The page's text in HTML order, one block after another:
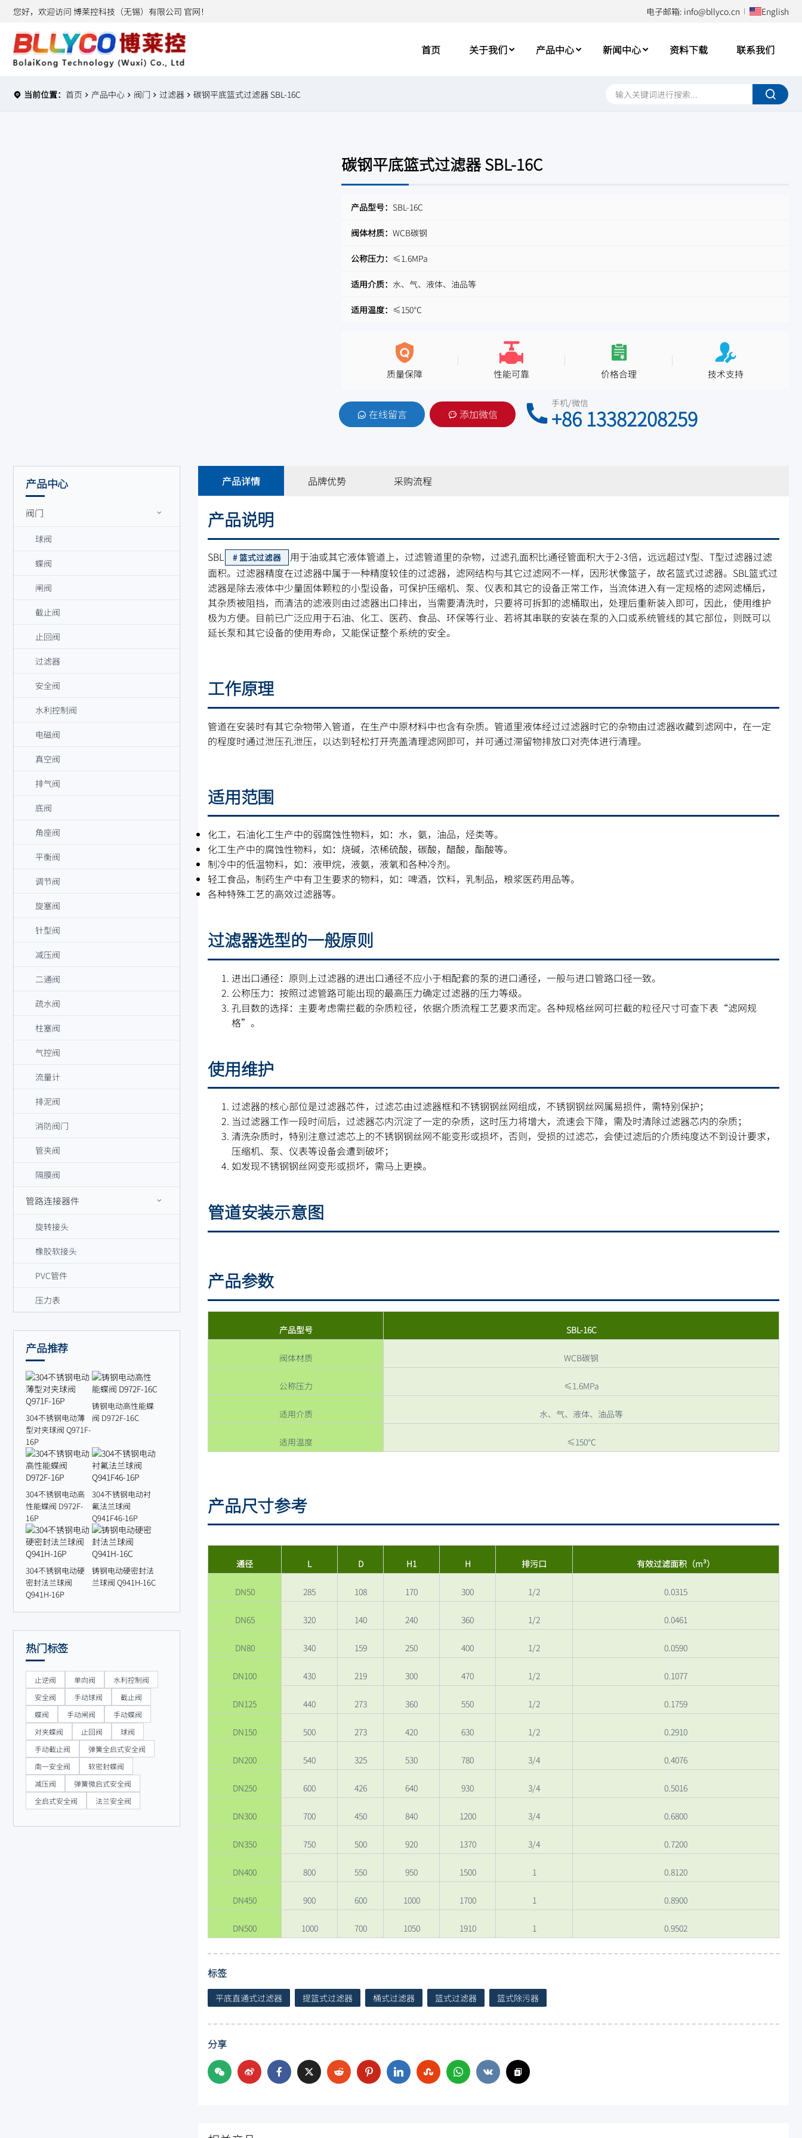
您好，欢迎访问 博莱控科技（无锡）有限公司 官网！ 电子邮箱: info@bllyco.cn English
首页 关于我们 产品中心 新闻中心 资料下载 联系我们
当前位置： 首页 产品中心 阀门 过滤器 碳钢平底篮式过滤器 SBL-16C
碳钢平底篮式过滤器 SBL-16C
产品型号： SBL-16C
阀体材质： WCB碳钢
公称压力： ≤1.6MPa
适用介质： 水、气、液体、油品等
适用温度： ≤150℃
质量保障 性能可靠 价格合理 技术支持
在线留言 添加微信
手机/微信
+86 13382208259
产品中心
阀门
球阀
蝶阀
闸阀
截止阀
止回阀
过滤器
安全阀
水利控制阀
电磁阀
真空阀
排气阀
底阀
角座阀
平衡阀
调节阀
旋塞阀
针型阀
减压阀
二通阀
疏水阀
柱塞阀
气控阀
流量计
排泥阀
消防阀门
管夹阀
隔膜阀
管路连接器件
旋转接头
橡胶软接头
PVC管件
压力表
产品推荐
304不锈钢电动薄
型对夹球阀 Q971F-
16P
铸钢电动高性能蝶
阀 D972F-16C
304不锈钢电动高
性能蝶阀 D972F-
16P
304不锈钢电动衬
氟法兰球阀
Q941F46-16P
304不锈钢电动硬
密封法兰球阀
Q941H-16P
铸钢电动硬密封法
兰球阀 Q941H-16C
热门标签
止逆阀 单向阀
水利控制阀
安全阀
手动球阀
截止阀
蝶阀
手动闸阀
手动蝶阀
对夹蝶阀
止回阀
球阀
手动截止阀
弹簧全启式安全阀
南一安全阀
软密封蝶阀
减压阀
弹簧微启式安全阀
全启式安全阀
法兰安全阀
产品详情 品牌优势 采购流程
产品说明
SBL 篮式过滤器
用于油或其它液体管道上，过滤管道里的杂物，过滤孔面积比通径管面积大于2-3倍，远远超过Y型、T型过滤器过滤
面积。过滤器精度在过滤器中属于一种精度较佳的过滤器，滤网结构与其它过滤网不一样，因形状像篮子，故名篮式过滤器。SBL篮式过
滤器是除去液体中少量固体颗粒的小型设备，可保护压缩机、泵、仪表和其它的设备正常工作，当流体进入有一定规格的滤网滤桶后，
其杂质被阻挡，而清洁的滤液则由过滤器出口排出，当需要清洗时，只要将可拆卸的滤桶取出，处理后重新装入即可，因此，使用维护
极为方便。目前已广泛应用于石油、化工、医药、食品、环保等行业、若将其串联的安装在泵的入口或系统管线的其它部位，则既可以
延长泵和其它设备的使用寿命，又能保证整个系统的安全。
工作原理
管道在安装时有其它杂物带入管道，在生产中原材料中也含有杂质。管道里液体经过过滤器时它的杂物由过滤器收藏到滤网中，在一定
的程度时通过泄压孔泄压，以达到轻松打开壳盖清理滤网即可，并可通过滞留物排放口对壳体进行清理。
适用范围
化工，石油化工生产中的弱腐蚀性物料，如：水，氨，油品，烃类等。
化工生产中的腐蚀性物料，如：烧碱，浓稀硫酸，碳酸，醋酸，酯酸等。
制冷中的低温物料，如：液甲烷，液氨，液氧和各种冷剂。
轻工食品，制药生产中有卫生要求的物料，如：啤酒，饮料，乳制品，粮浆医药用品等。
各种特殊工艺的高效过滤器等。
过滤器选型的一般原则
进出口通径：原则上过滤器的进出口通径不应小于相配套的泵的进口通径，一般与进口管路口径一致。
公称压力：按照过滤管路可能出现的最高压力确定过滤器的压力等级。
孔目数的选择：主要考虑需拦截的杂质粒径，依据介质流程工艺要求而定。各种规格丝网可拦截的粒径尺寸可查下表“滤网规
格”。
使用维护
过滤器的核心部位是过滤器芯件，过滤芯由过滤器框和不锈钢钢丝网组成，不锈钢钢丝网属易损件，需特别保护；
当过滤器工作一段时间后，过滤器芯内沉淀了一定的杂质，这时压力将增大，流速会下降，需及时清除过滤器芯内的杂质；
清洗杂质时，特别注意过滤芯上的不锈钢钢丝网不能变形或损坏，否则，受损的过滤芯，会使过滤后的介质纯度达不到设计要求，
压缩机、泵、仪表等设备会遭到破坏；
如发现不锈钢钢丝网变形或损坏，需马上更换。
管道安装示意图
产品参数
产品型号 SBL-16C
阀体材质 WCB碳钢
公称压力 ≤1.6MPa
适用介质 水、气、液体、油品等
适用温度 ≤150℃
产品尺寸参考
通径 L D H1 H 排污口 有效过滤面积（m³）
DN50 285 108 170 300 1/2 0.0315
DN65 320 140 240 360 1/2 0.0461
DN80 340 159 250 400 1/2 0.0590
DN100 430 219 300 470 1/2 0.1077
DN125 440 273 360 550 1/2 0.1759
DN150 500 273 420 630 1/2 0.2910
DN200 540 325 530 780 3/4 0.4076
DN250 600 426 640 930 3/4 0.5016
DN300 700 450 840 1200 3/4 0.6800
DN350 750 500 920 1370 3/4 0.7200
DN400 800 550 950 1500 1 0.8120
DN450 900 600 1000 1700 1 0.8900
DN500 1000 700 1050 1910 1 0.9502
标签
平底直通式过滤器 提篮式过滤器 桶式过滤器 篮式过滤器 篮式除污器
分享